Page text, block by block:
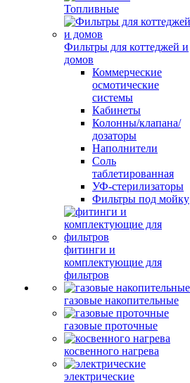
Топливные
Фильтры для коттеджей и
домов
Коммерческие
осмотические
системы
Кабинеты
Колонны/клапана/
дозаторы
Наполнители
Соль
таблетированная
УФ-стерилизаторы
Фильтры под мойку
фитинги и
комплектующие для
фильтров
газовые накопительные
газовые проточные
косвенного нагрева
электрические